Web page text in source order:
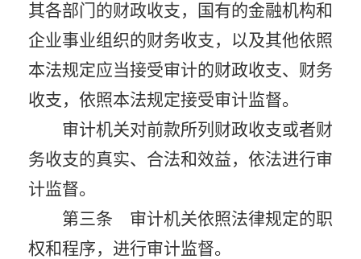
其各部门的财政收支，国有的金融机构和
企业事业组织的财务收支，以及其他依照
本法规定应当接受审计的财政收支、财务
收支，依照本法规定接受审计监督。
审计机关对前款所列财政收支或者财
务收支的真实、合法和效益，依法进行审
计监督。
第三条 审计机关依照法律规定的职
权和程序，进行审计监督。